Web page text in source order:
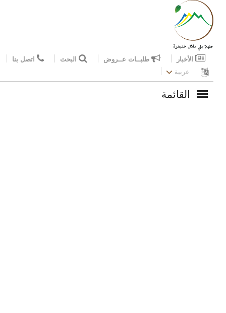
الأخبار طلبــات عــروض البحث
اتصل بنا
عربية
القائمة